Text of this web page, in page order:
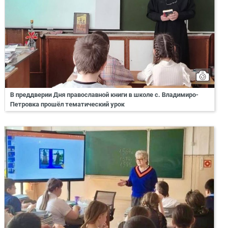
В преддверии Дня православной книги в школе с. Владимиро-
Петровка прошёл тематический урок